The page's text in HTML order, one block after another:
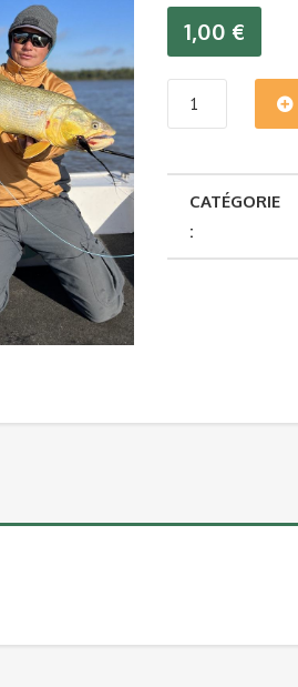
1,00 €
quantité
Voyage
de
CATÉGORIE
: